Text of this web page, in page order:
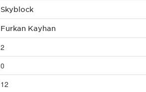
Skyblock
Furkan Kayhan
2
0
12